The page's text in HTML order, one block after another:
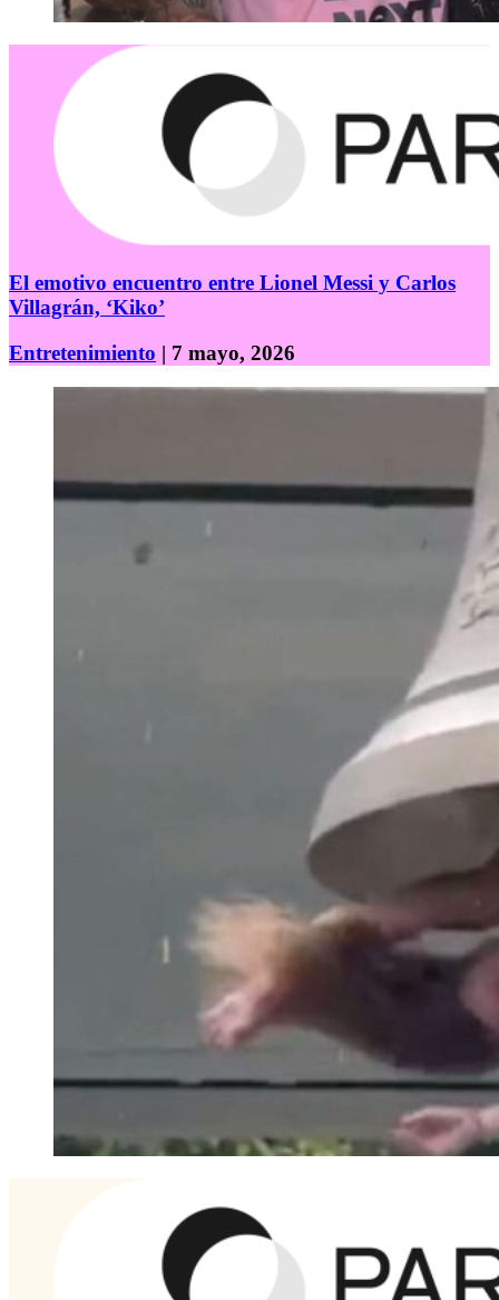
El emotivo encuentro entre Lionel Messi y Carlos
Villagrán, ‘Kiko’
Entretenimiento | 7 mayo, 2026